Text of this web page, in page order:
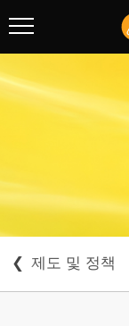
협회 소개
제도 및 정책
❮ 제도 및 정책